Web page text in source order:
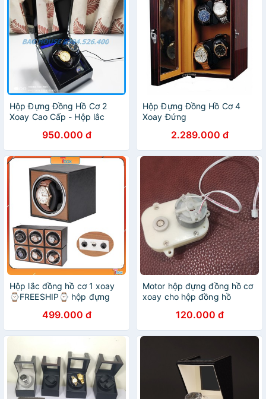
Hộp Đựng Đồng Hồ Cơ 2
Xoay Cao Cấp - Hộp lắc
950.000 đ
Hộp Đựng Đồng Hồ Cơ 4
Xoay Đứng
2.289.000 đ
Hộp lắc đồng hồ cơ 1 xoay
⌚FREESHIP⌚ hộp đựng
499.000 đ
Motor hộp đựng đồng hồ cơ
xoay cho hộp đồng hồ
120.000 đ